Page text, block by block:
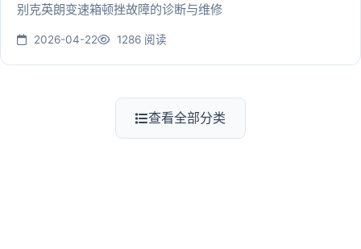
别克英朗变速箱顿挫故障的诊断与维修
2026-04-22 1286 阅读
查看全部分类